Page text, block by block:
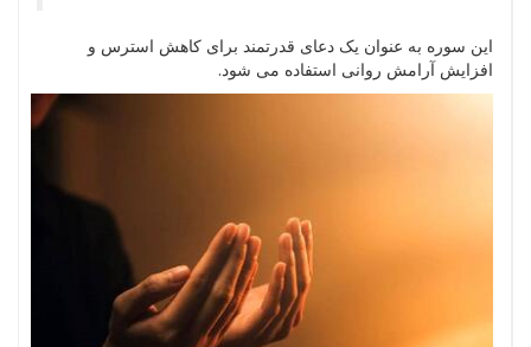
این سوره به عنوان یک دعای قدرتمند برای کاهش استرس و
افزایش آرامش روانی استفاده می شود.